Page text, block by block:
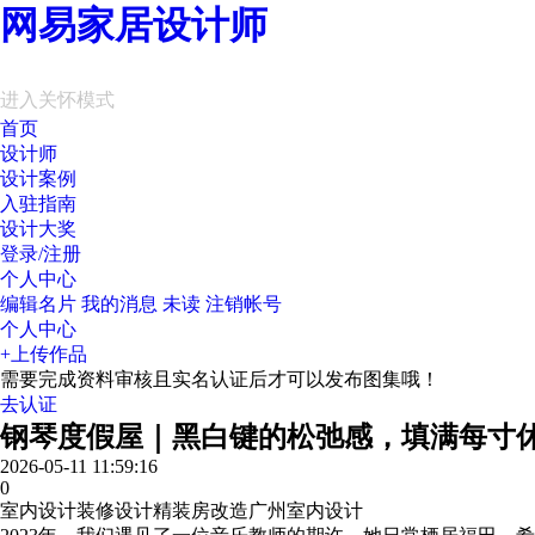
网易家居设计师
进入关怀模式
首页
设计师
设计案例
入驻指南
设计大奖
登录/注册
个人中心
编辑名片 我的消息 未读 注销帐号
个人中心
+上传作品
需要完成资料审核且实名认证后才可以发布图集哦！
去认证
钢琴度假屋｜黑白键的松弛感，填满每寸
2026-05-11 11:59:16
0
室内设计装修设计精装房改造广州室内设计